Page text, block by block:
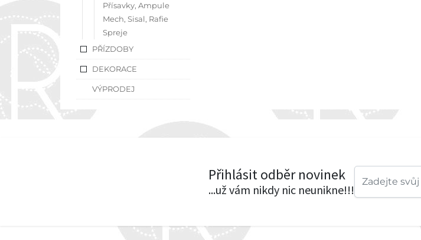
Přísavky, Ampule
Mech, Sisal, Rafie
Spreje
PŘÍZDOBY
DEKORACE
VÝPRODEJ
Přihlásit odběr novinek
...už vám nikdy nic neunikne!!!